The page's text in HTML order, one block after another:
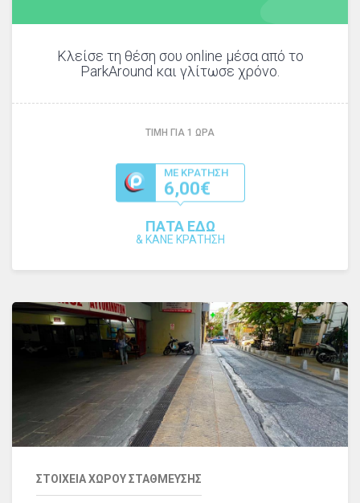
Κλείσε τη θέση σου online μέσα από το
ParkAround και γλίτωσε χρόνο.
ΤΙΜΗ ΓΙΑ 1 ΩΡΑ
ΜΕ ΚΡΑΤΗΣΗ
6,00€
ΠΑΤΑ ΕΔΩ
& ΚΑΝΕ ΚΡΑΤΗΣΗ
ΣΤΟΙΧΕΙΑ ΧΩΡΟΥ ΣΤΑΘΜΕΥΣΗΣ